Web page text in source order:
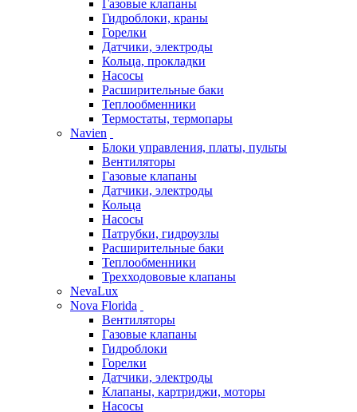
Газовые клапаны
Гидроблоки, краны
Горелки
Датчики, электроды
Кольца, прокладки
Насосы
Расширительные баки
Теплообменники
Термостаты, термопары
Navien
Блоки управления, платы, пульты
Вентиляторы
Газовые клапаны
Датчики, электроды
Кольца
Насосы
Патрубки, гидроузлы
Расширительные баки
Теплообменники
Трехходововые клапаны
NevaLux
Nova Florida
Вентиляторы
Газовые клапаны
Гидроблоки
Горелки
Датчики, электроды
Клапаны, картриджи, моторы
Насосы